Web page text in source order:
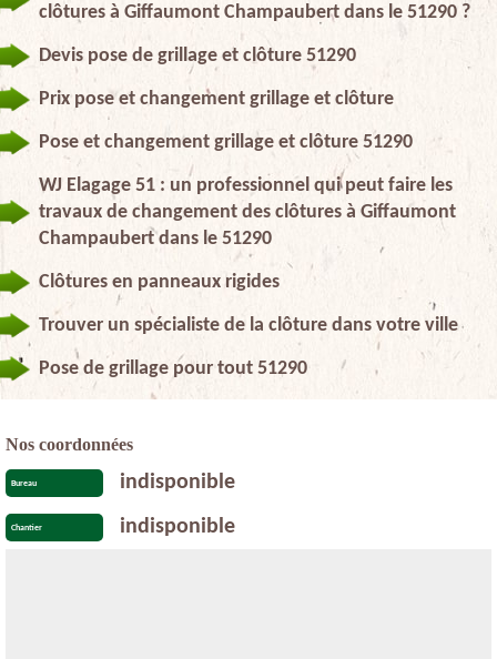
clôtures à Giffaumont Champaubert dans le 51290 ?
Devis pose de grillage et clôture 51290
Prix pose et changement grillage et clôture
Pose et changement grillage et clôture 51290
WJ Elagage 51 : un professionnel qui peut faire les
travaux de changement des clôtures à Giffaumont
Champaubert dans le 51290
Clôtures en panneaux rigides
Trouver un spécialiste de la clôture dans votre ville
Pose de grillage pour tout 51290
Nos coordonnées
Bureau indisponible
Chantier indisponible